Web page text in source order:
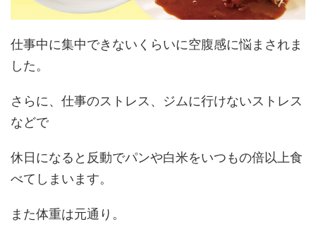
仕事中に集中できないくらいに空腹感に悩まされま
した。
さらに、仕事のストレス、ジムに行けないストレス
などで
休日になると反動でパンや白米をいつもの倍以上食
べてしまいます。
また体重は元通り。